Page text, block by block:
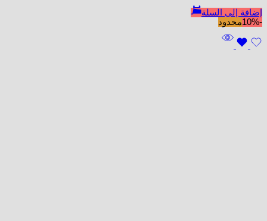
إضافة إلى السلة
-10%
محدود